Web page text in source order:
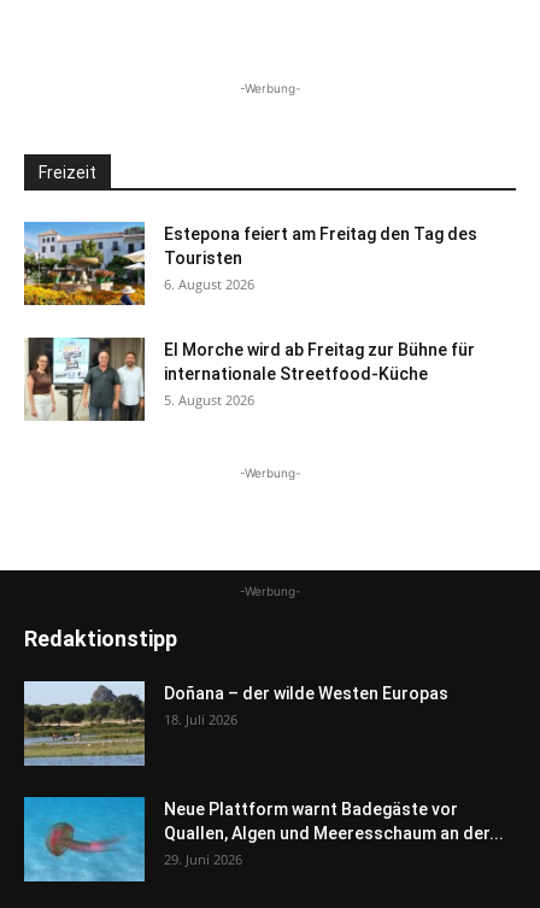
-Werbung-
Freizeit
Estepona feiert am Freitag den Tag des
Touristen
6. August 2026
El Morche wird ab Freitag zur Bühne für
internationale Streetfood-Küche
5. August 2026
-Werbung-
-Werbung-
Redaktionstipp
Doñana – der wilde Westen Europas
18. Juli 2026
Neue Plattform warnt Badegäste vor
Quallen, Algen und Meeresschaum an der...
29. Juni 2026